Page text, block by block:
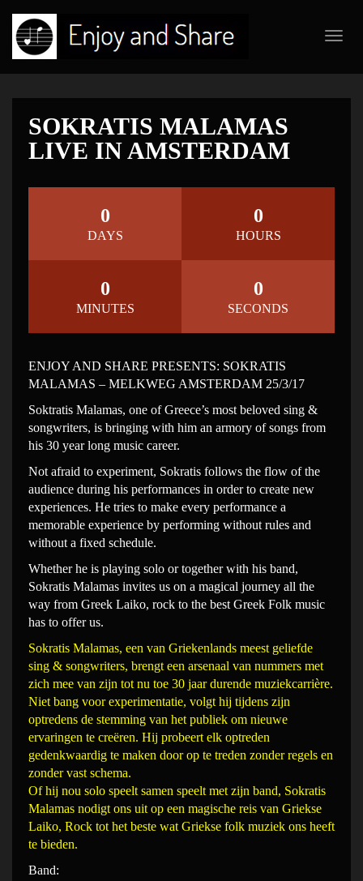
SOKRATIS MALAMAS
LIVE IN AMSTERDAM
0
DAYS
0
HOURS
0
MINUTES
0
SECONDS
ENJOY AND SHARE PRESENTS: SOKRATIS
MALAMAS – MELKWEG AMSTERDAM 25/3/17
Soktratis Malamas, one of Greece’s most beloved sing &
songwriters, is bringing with him an armory of songs from
his 30 year long music career.
Not afraid to experiment, Sokratis follows the flow of the
audience during his performances in order to create new
experiences. He tries to make every performance a
memorable experience by performing without rules and
without a fixed schedule.
Whether he is playing solo or together with his band,
Sokratis Malamas invites us on a magical journey all the
way from Greek Laiko, rock to the best Greek Folk music
has to offer us.
Sokratis Malamas, een van Griekenlands meest geliefde
sing & songwriters, brengt een arsenaal van nummers met
zich mee van zijn tot nu toe 30 jaar durende muziekcarrière.
Niet bang voor experimentatie, volgt hij tijdens zijn
optredens de stemming van het publiek om nieuwe
ervaringen te creëren. Hij probeert elk optreden
gedenkwaardig te maken door op te treden zonder regels en
zonder vast schema.
Of hij nou solo speelt samen speelt met zijn band, Sokratis
Malamas nodigt ons uit op een magische reis van Griekse
Laiko, Rock tot het beste wat Griekse folk muziek ons heeft
te bieden.
Band: